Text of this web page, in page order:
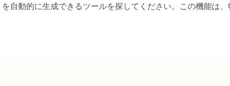
自動的に生成できるツールを探してください。この機能は